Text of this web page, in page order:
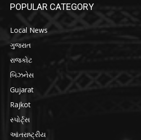
POPULAR CATEGORY
Local News
ગુજરાત
રાજકોટ
બિઝનેસ
Gujarat
Rajkot
સ્પોર્ટ્સ
આંતરાષ્ટ્રીય